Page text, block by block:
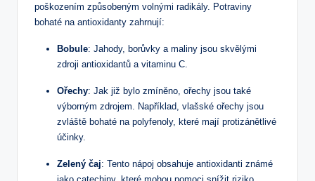
poškozením způsobeným volnými radikály. Potraviny
bohaté na antioxidanty zahrnují:
Bobule: Jahody, borůvky a maliny jsou‌ skvělými
zdroji⁣ antioxidantů a vitaminu C.
Ořechy: Jak již bylo zmíněno, ořechy jsou také
výborným ⁣zdrojem. Například,⁣ vlašské ořechy jsou
zvláště bohaté na polyfenoly, které mají protizánětlivé
účinky.
Zelený čaj:‍ Tento nápoj obsahuje antioxidanti ⁤známé ​